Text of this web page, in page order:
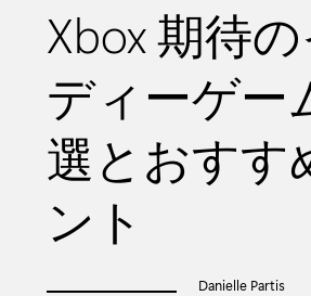
Xbox 期待
ディーゲー
選とおすす
ント
Danielle Partis